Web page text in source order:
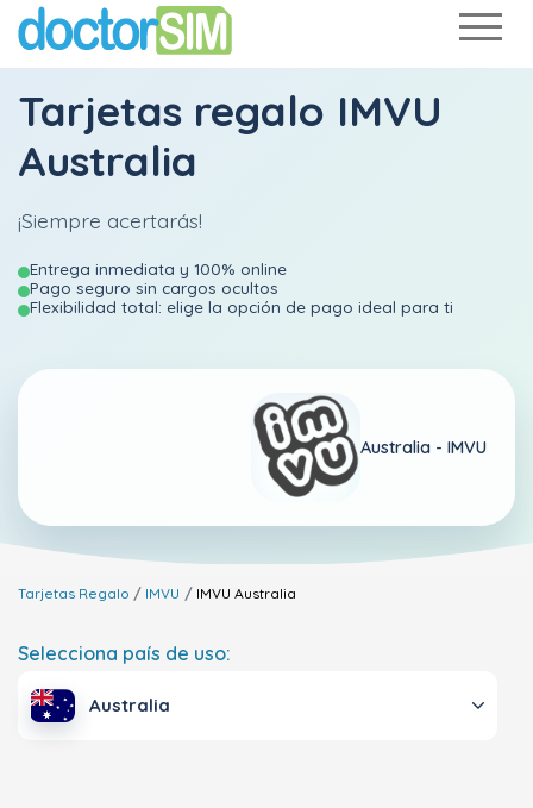
Tarjetas regalo IMVU
Australia
¡Siempre acertarás!
Entrega inmediata y 100% online
Pago seguro sin cargos ocultos
Flexibilidad total: elige la opción de pago ideal para ti
Australia - IMVU
Tarjetas Regalo IMVU IMVU Australia
Selecciona país de uso:
Australia